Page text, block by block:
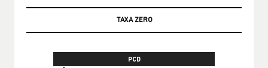
GARANTIA 05 ANOS JEEP
PCD